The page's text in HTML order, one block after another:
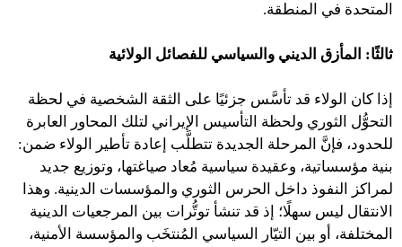
المتحدة في المنطقة.
ثالثًا: المأزق الديني والسياسي للفصائل الولائية
إذا كان الولاء قد تأسَّس جزئيًا على الثقة الشخصية في لحظة
التحوُّل الثوري ولحظة التأسيس الإيراني لتلك المحاور العابرة
للحدود، فإنَّ المرحلة الجديدة تتطلَّب إعادة تأطير الولاء ضمن:
بنية مؤسساتية، وعقيدة سياسية مُعاد صياغتها، وتوزيع جديد
لمراكز النفوذ داخل الحرس الثوري والمؤسسات الدينية. وهذا
الانتقال ليس سهلًا؛ إذ قد تنشأ توتُّرات بين المرجعيات الدينية
المختلفة، أو بين التيّار السياسي المُنتخَب والمؤسسة الأمنية،